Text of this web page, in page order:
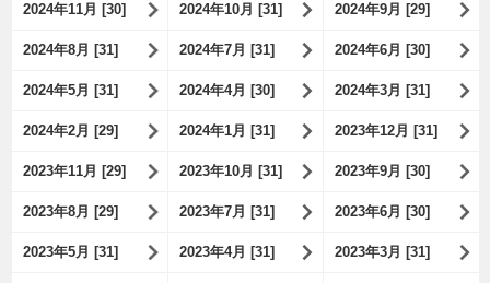
2024年11月 [30] 2024年10月 [31] 2024年9月 [29]
2024年8月 [31] 2024年7月 [31] 2024年6月 [30]
2024年5月 [31] 2024年4月 [30] 2024年3月 [31]
2024年2月 [29] 2024年1月 [31] 2023年12月 [31]
2023年11月 [29] 2023年10月 [31] 2023年9月 [30]
2023年8月 [29] 2023年7月 [31] 2023年6月 [30]
2023年5月 [31] 2023年4月 [31] 2023年3月 [31]